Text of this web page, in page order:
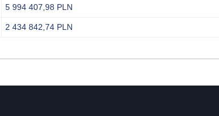
5 994 407,98 PLN
2 434 842,74 PLN